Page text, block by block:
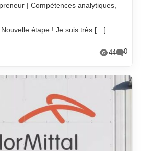
| Compétences analytiques,
Nouvelle étape ! Je suis très […]
44 0